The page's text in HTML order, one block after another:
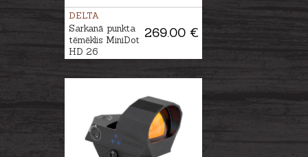
DELTA
269.00 €
Sarkanā punkta
tēmēklis MiniDot
HD 26